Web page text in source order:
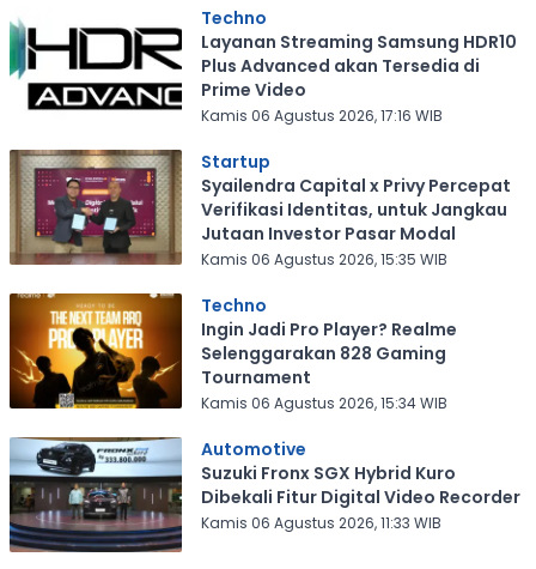
Techno
Layanan Streaming Samsung HDR10
Plus Advanced akan Tersedia di
Prime Video
Kamis 06 Agustus 2026, 17:16 WIB
Startup
Syailendra Capital x Privy Percepat
Verifikasi Identitas, untuk Jangkau
Jutaan Investor Pasar Modal
Kamis 06 Agustus 2026, 15:35 WIB
Techno
Ingin Jadi Pro Player? Realme
Selenggarakan 828 Gaming
Tournament
Kamis 06 Agustus 2026, 15:34 WIB
Automotive
Suzuki Fronx SGX Hybrid Kuro
Dibekali Fitur Digital Video Recorder
Kamis 06 Agustus 2026, 11:33 WIB